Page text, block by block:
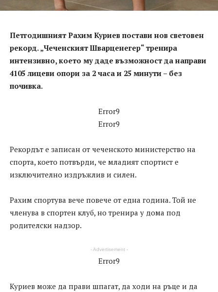
Петгодишният Рахим Куриев постави нов световен
рекорд. „Чеченският Шварценегер“ тренира
интензивно, което му даде възможност да направи
4105 лицеви опори за 2 часа и 25 минути – без
почивка.
Error9
Error9
Рекордът е записан от чеченското министерство на
спорта, което потвърди, че младият спортист е
изключително издръжлив и силен.
Рахим спортува вече повече от една година. Той не
членува в спортен клуб, но тренира у дома под
родителски надзор.
- Advertisement -
Error9
Куриев може да прави шпагат, да ходи на ръце и да